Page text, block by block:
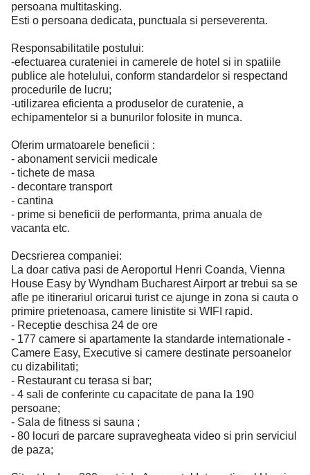
persoana multitasking.
Esti o persoana dedicata, punctuala si perseverenta.
Responsabilitatile postului:
-efectuarea curateniei in camerele de hotel si in spatiile
publice ale hotelului, conform standardelor si respectand
procedurile de lucru;
-utilizarea eficienta a produselor de curatenie, a
echipamentelor si a bunurilor folosite in munca.
Oferim urmatoarele beneficii :
- abonament servicii medicale
- tichete de masa
- decontare transport
- cantina
- prime si beneficii de performanta, prima anuala de
vacanta etc.
Decsrierea companiei:
La doar cativa pasi de Aeroportul Henri Coanda, Vienna
House Easy by Wyndham Bucharest Airport ar trebui sa se
afle pe itinerariul oricarui turist ce ajunge in zona si cauta o
primire prietenoasa, camere linistite si WIFI rapid.
- Receptie deschisa 24 de ore
- 177 camere si apartamente la standarde internationale -
Camere Easy, Executive si camere destinate persoanelor
cu dizabilitati;
- Restaurant cu terasa si bar;
- 4 sali de conferinte cu capacitate de pana la 190
persoane;
- Sala de fitness si sauna ;
- 80 locuri de parcare supravegheata video si prin serviciul
de paza;